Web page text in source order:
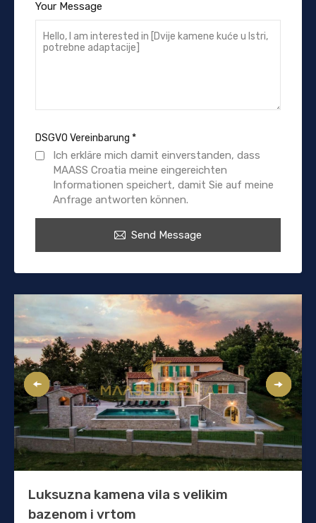
Your Message
DSGVO Vereinbarung *
Ich erkläre mich damit einverstanden, dass
MAASS Croatia meine eingereichten
Informationen speichert, damit Sie auf meine
Anfrage antworten können.
Send Message
Luksuzna kamena vila s velikim
bazenom i vrtom